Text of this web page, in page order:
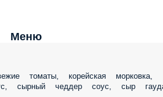
Меню
томаты, корейская морковка,
сырный чеддер соус, сыр